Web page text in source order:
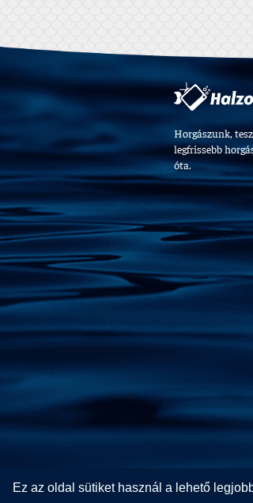
Ez az oldal sütiket használ a lehető
Horgászunk,
legfrissebb
óta.